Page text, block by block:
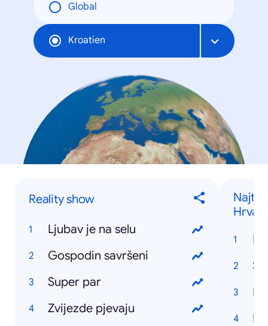
Global
Kroatien
Reality show
Ljubav je na selu
Gospodin savršeni
Super par
Zvijezde pjevaju